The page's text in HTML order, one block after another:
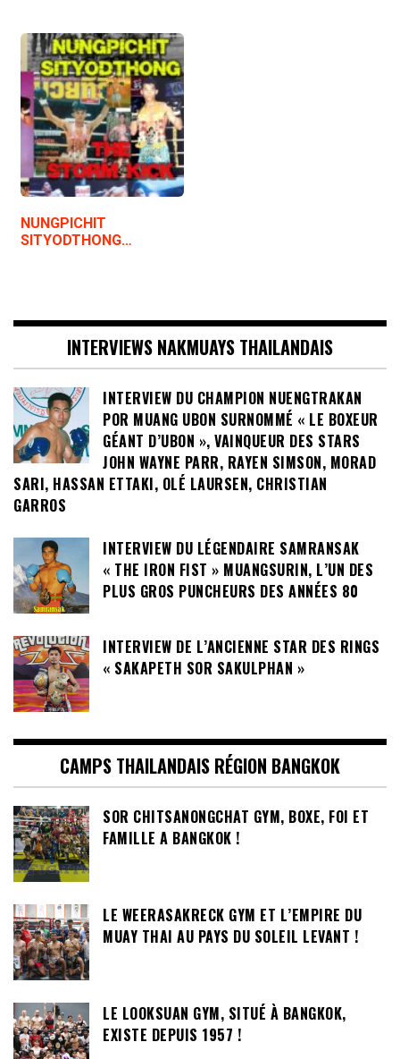
NUNGPICHIT
SITYODTHONG…
INTERVIEWS NAKMUAYS THAILANDAIS
INTERVIEW DU CHAMPION NUENGTRAKAN
POR MUANG UBON SURNOMMÉ « LE BOXEUR
GÉANT D’UBON », VAINQUEUR DES STARS
JOHN WAYNE PARR, RAYEN SIMSON, MORAD
SARI, HASSAN ETTAKI, OLÉ LAURSEN, CHRISTIAN
GARROS
INTERVIEW DU LÉGENDAIRE SAMRANSAK
« THE IRON FIST » MUANGSURIN, L’UN DES
PLUS GROS PUNCHEURS DES ANNÉES 80
INTERVIEW DE L’ANCIENNE STAR DES RINGS
« SAKAPETH SOR SAKULPHAN »
CAMPS THAILANDAIS RÉGION BANGKOK
SOR CHITSANONGCHAT GYM, BOXE, FOI ET
FAMILLE A BANGKOK !
LE WEERASAKRECK GYM ET L’EMPIRE DU
MUAY THAI AU PAYS DU SOLEIL LEVANT !
LE LOOKSUAN GYM, SITUÉ À BANGKOK,
EXISTE DEPUIS 1957 !